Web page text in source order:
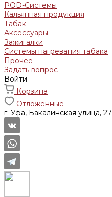
POD-Системы
Кальянная продукция
Табак
Аксессуары
Зажигалки
Системы нагревания табака
Прочее
Задать вопрос
Войти
Корзина
Отложенные
г. Уфа, Бакалинская улица, 27